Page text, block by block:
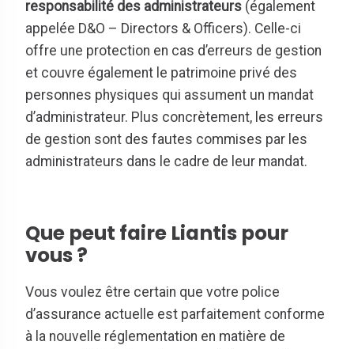
responsabilité des administrateurs (également
appelée D&O – Directors & Officers). Celle-ci
offre une protection en cas d’erreurs de gestion
et couvre également le patrimoine privé des
personnes physiques qui assument un mandat
d’administrateur. Plus concrètement, les erreurs
de gestion sont des fautes commises par les
administrateurs dans le cadre de leur mandat.
Que peut faire Liantis pour
vous ?
Vous voulez être certain que votre police
d’assurance actuelle est parfaitement conforme
à la nouvelle réglementation en matière de